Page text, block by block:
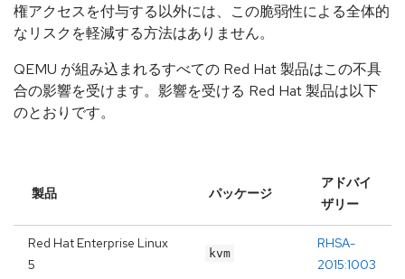
権アクセスを付与する以外には、この脆弱性による全体的
なリスクを軽減する方法はありません。
QEMU が組み込まれるすべての Red Hat 製品はこの不具
合の影響を受けます。影響を受ける Red Hat 製品は以下
のとおりです。
製品 パッケージ
アドバイ
ザリー
Red Hat Enterprise Linux
5
kvm
RHSA-
2015:1003